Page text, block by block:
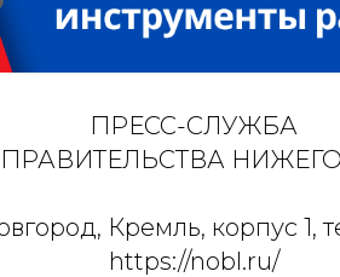
ПРЕСС-СЛУЖБА
ПРАВИТЕЛЬСТВА
Кремль, корпус 1,
https://nobl.ru/